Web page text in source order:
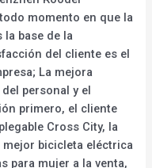
momento en que la
base de la
del cliente es el
La mejora
personal y el
primero, el cliente
Cross City, la
mejor bicicleta eléctrica
para mujer a la venta,